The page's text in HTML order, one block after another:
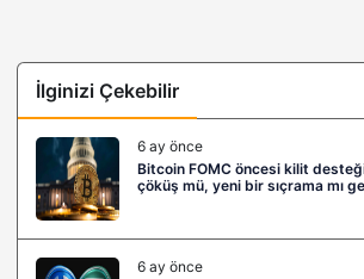
İlginizi Çekebilir
6 ay önce
Bitcoin FOMC öncesi kilit
çöküş mü, yeni bir sıçrama mı
6 ay önce